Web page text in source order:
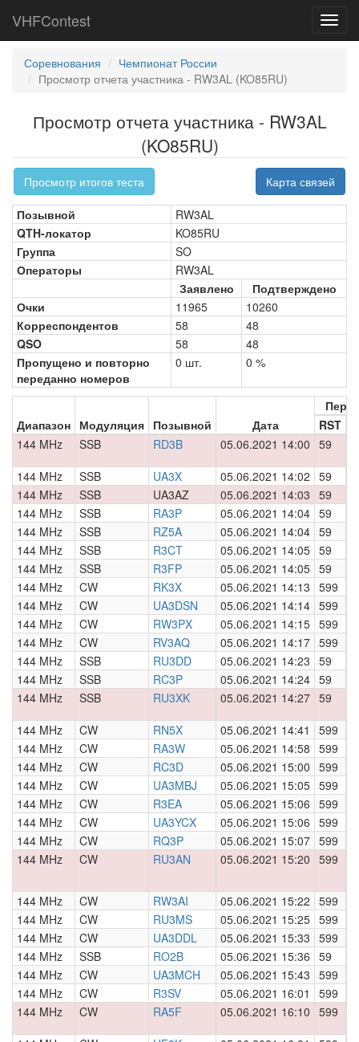
VHFContest
Соревнования
Чемпионат России
Просмотр отчета участника - RW3AL (KO85RU)
Просмотр отчета участника - RW3AL
(KO85RU)
Просмотр итогов теста Карта связей
Позывной
RW3AL
QTH-локатор
KO85RU
Группа
SO
Операторы
RW3AL
Заявлено
Подтверждено
Очки
11965
10260
Корреспондентов
58
48
QSO
58
48
Пропущено и повторно
переданно номеров
0 шт. 0 %
Диапазон Модуляция Позывной Дата
RST
144 MHz
SSB RD3B 05.06.2021 14:00 59
144 MHz
SSB UA3X 05.06.2021 14:02 59
144 MHz
SSB UA3AZ 05.06.2021 14:03 59
144 MHz
SSB RA3P 05.06.2021 14:04 59
144 MHz
SSB RZ5A 05.06.2021 14:04 59
144 MHz
SSB R3CT 05.06.2021 14:05 59
144 MHz
SSB R3FP 05.06.2021 14:05 59
144 MHz
CW RK3X 05.06.2021 14:13 599
144 MHz
CW UA3DSN 05.06.2021 14:14 599
144 MHz
CW RW3PX 05.06.2021 14:15 599
144 MHz
CW RV3AQ 05.06.2021 14:17 599
144 MHz
SSB RU3DD 05.06.2021 14:23 59
144 MHz
SSB RC3P 05.06.2021 14:24 59
144 MHz
SSB RU3XK 05.06.2021 14:27 59
144 MHz
CW RN5X 05.06.2021 14:41 599
144 MHz
CW RA3W 05.06.2021 14:58 599
144 MHz
CW RC3D 05.06.2021 15:00 599
144 MHz
CW UA3MBJ 05.06.2021 15:05 599
144 MHz
CW R3EA 05.06.2021 15:06 599
144 MHz
CW UA3YCX 05.06.2021 15:06 599
144 MHz
CW RQ3P 05.06.2021 15:07 599
144 MHz
CW RU3AN 05.06.2021 15:20 599
144 MHz CW RW3AI 05.06.2021 15:22 599
144 MHz
CW RU3MS 05.06.2021 15:25 599
144 MHz
CW UA3DDL 05.06.2021 15:33 599
144 MHz
SSB RO2B 05.06.2021 15:36 59
144 MHz
CW UA3MCH 05.06.2021 15:43 599
144 MHz
CW R3SV 05.06.2021 16:01 599
144 MHz
CW RA5F 05.06.2021 16:10 599